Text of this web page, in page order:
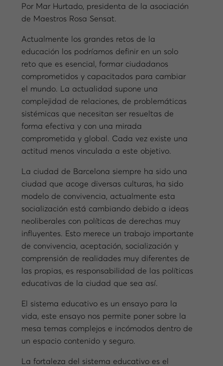
Por Mar Hurtado, presidenta de la asociación
de Maestros Rosa Sensat.
Actualmente los grandes retos de la
educación los podríamos definir en un solo
reto que es esencial, formar ciudadanos
comprometidos y capacitados para cambiar
el mundo. La actualidad supone una
complejidad de relaciones, de problemáticas
sistémicas que necesitan ser resueltas de
forma efectiva y con una mirada
comprometida y global. Cada vez existe una
actitud menos vinculada a este objetivo.
La ciudad de Barcelona siempre ha sido una
ciudad que acoge diversas culturas, ha sido
modelo de convivencia, actualmente esta
socialización está cambiando debido a ideas
neoliberales con políticas de derechas muy
influyentes. Esto merece un trabajo importante
de convivencia, aceptación, socialización y
comprensión de realidades muy diferentes de
las propias, es responsabilidad de las políticas
educativas de la ciudad que sea así.
El sistema educativo es un ensayo para la
vida, este ensayo nos permite poner sobre la
mesa temas complejos e incómodos dentro de
un espacio contenido y seguro.
La fortaleza del sistema educativo es el